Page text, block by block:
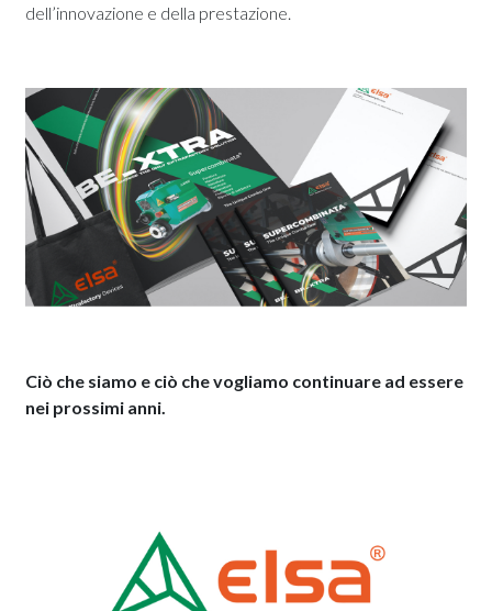
dell’innovazione e della prestazione.
Ciò che siamo e ciò che vogliamo continuare ad essere
nei prossimi anni.